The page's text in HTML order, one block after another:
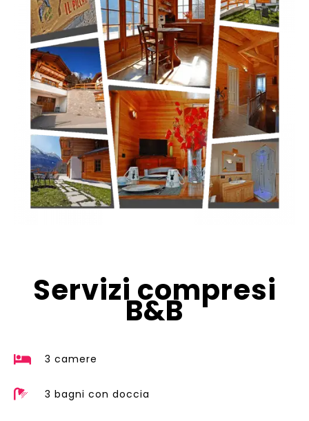
Servizi compresi
B&B
3 camere
3 bagni con doccia